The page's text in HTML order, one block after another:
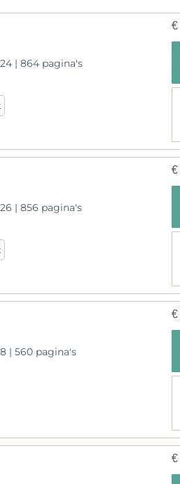
| 864 pagina's
€
| 856 pagina's
€
| 560 pagina's
€
€